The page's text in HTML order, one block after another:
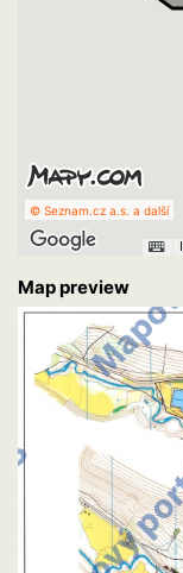
© Seznam.cz a.s. a další
Map preview